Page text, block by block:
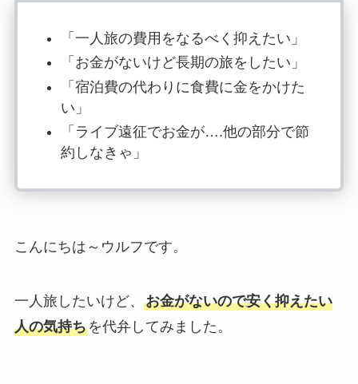
「一人旅の費用をなるべく抑えたい」
「お金がないけど長期の旅をしたい」
「宿泊費の代わりに食費に金をかけた
い」
「ライブ遠征でお金が….他の部分で節
約しなきゃ」
こんにちは～ウルフです。
一人旅したいけど、 お金がないので安く抑えたい
人の気持ちを代弁してみました。